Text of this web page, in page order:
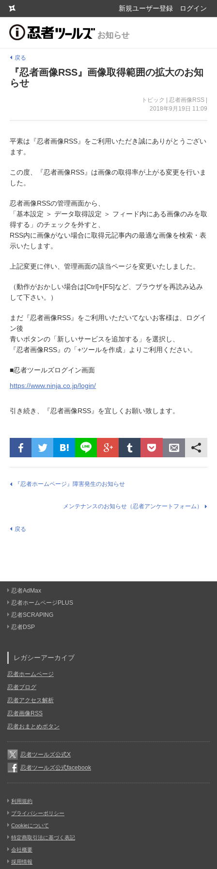
新規ユーザー登録 ログイン
戻る
『忍者画像RSS』画像取得範囲の拡大のお知
らせ
トピック | 忍者画像RSS |
2018年9月19日 11:09
平素は『忍者画像RSS』をご利用いただき誠にありがとうござい
ます。
この度、『忍者画像RSS』は画像の取得率が上がる変更を行いま
した。
忍者画像RSSの管理画面から、
「基本設定 ＞ データ取得設定 ＞ フィード内にある画像のみを取
得する」のチェックを外すと、
RSS内に画像がない場合に取得元記事内の最適な画像を検索・表
示いたします。
上記変更に伴い、管理画面の該当ページを変更いたしました。
（動作がおかしい場合は[Ctrl]+[F5]など、ブラウザを再読み込み
して下さい。）
まだ『忍者画像RSS』をご利用いただいてないお客様は、ログイ
ン後
青いボタンの「新しいサービスを追加する」を選択し、
『忍者画像RSS』の「+ツールを作成」よりご利用ください。
■忍者ツールズログイン画面
https://www.ninja.co.jp/login/
引き続き、『忍者画像RSS』を宜しくお願い致します。
『忍者ホームページ』障害発生のお知らせ
メンテナンスのお知らせ（忍者アンケートフォーム）
戻る
忍者AdMax
忍者ホームページPLUS
忍者SCRAPING
忍者DSP
レガシーアーカイブ
忍者ホームページ
忍者ブログ
忍者アクセス解析
忍者画像RSS
忍者おまとめボタン
忍者ツールズ公式X
忍者ツールズ公式facebook
利用規約
プライバシーポリシー
Cookieについて
特定商取引法に基づく表記
会社概要
採用情報